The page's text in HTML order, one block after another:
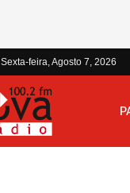
Sexta-feira, Agosto 7, 2026